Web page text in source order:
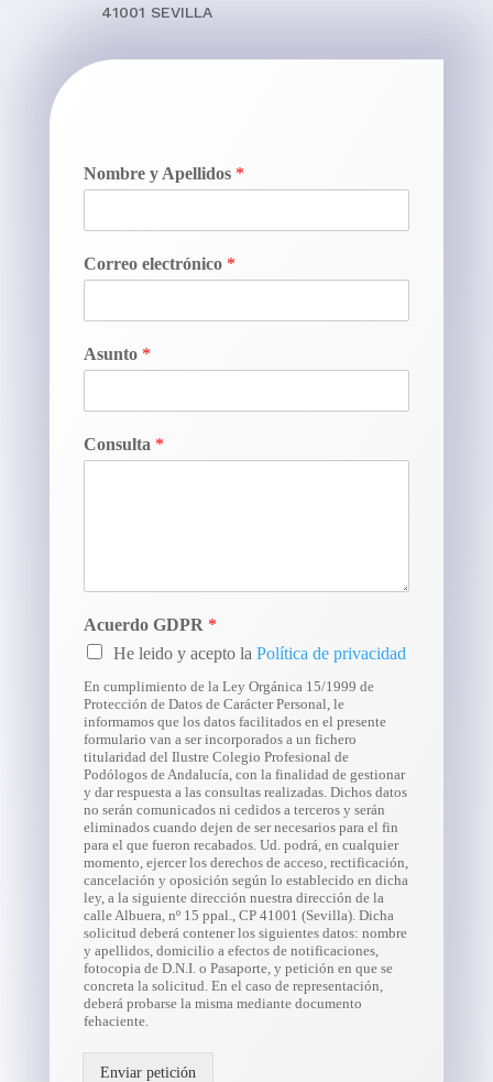
41001 SEVILLA
Nombre y Apellidos *
Correo electrónico *
Asunto *
Consulta *
Acuerdo GDPR *
He leido y acepto la Política de privacidad
En cumplimiento de la Ley Orgánica 15/1999 de
Protección de Datos de Carácter Personal, le
informamos que los datos facilitados en el presente
formulario van a ser incorporados a un fichero
titularidad del Ilustre Colegio Profesional de
Podólogos de Andalucía, con la finalidad de gestionar
y dar respuesta a las consultas realizadas. Dichos datos
no serán comunicados ni cedidos a terceros y serán
eliminados cuando dejen de ser necesarios para el fin
para el que fueron recabados. Ud. podrá, en cualquier
momento, ejercer los derechos de acceso, rectificación,
cancelación y oposición según lo establecido en dicha
ley, a la siguiente dirección nuestra dirección de la
calle Albuera, nº 15 ppal., CP 41001 (Sevilla). Dicha
solicitud deberá contener los siguientes datos: nombre
y apellidos, domicilio a efectos de notificaciones,
fotocopia de D.N.I. o Pasaporte, y petición en que se
concreta la solicitud. En el caso de representación,
deberá probarse la misma mediante documento
fehaciente.
Enviar petición